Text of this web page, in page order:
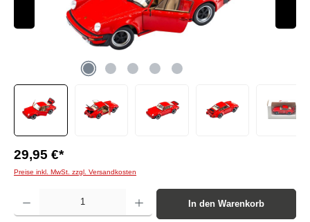
29,95 €*
Preise inkl. MwSt. zzgl. Versandkosten
Produkt Anzahl: Gib den gewünschten Wert ein oder benutze die Schaltflächen um die
In den Warenkorb